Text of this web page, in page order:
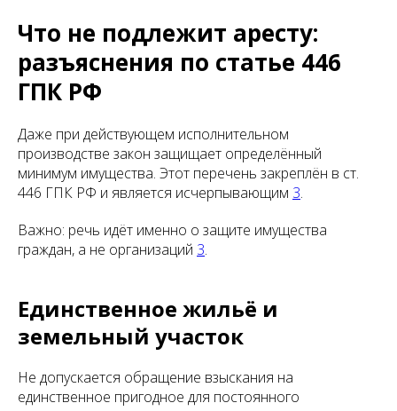
Что не подлежит аресту:
разъяснения по статье 446
ГПК РФ
Даже при действующем исполнительном
производстве закон защищает определённый
минимум имущества. Этот перечень закреплён в ст.
446 ГПК РФ и является исчерпывающим 3.
Важно: речь идёт именно о защите имущества
граждан, а не организаций 3.
Единственное жильё и
земельный участок
Не допускается обращение взыскания на
единственное пригодное для постоянного